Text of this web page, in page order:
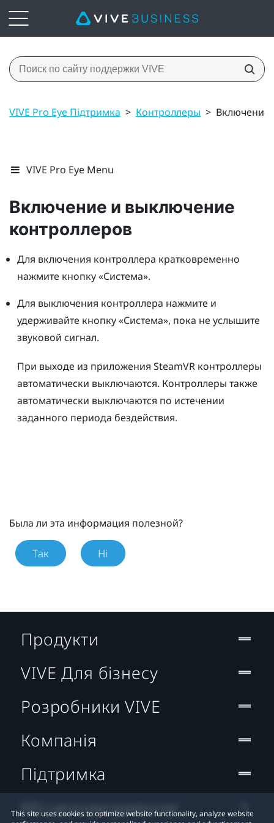
VIVE Pro Eye Підтримка > Контроллеры > Включение
VIVE Pro Eye Menu
Включение и выключение
контроллеров
Для включения контроллера кратковременно
нажмите кнопку «Система».
Для выключения контроллера нажмите и
удерживайте кнопку «Система», пока не услышите
звуковой сигнал.
При выходе из приложения SteamVRконтроллеры
автоматически выключаются. Контроллеры также
автоматически выключаются по истечении
заданного периода бездействия.
Была ли эта информация полезной?
Так Ні
This site uses cookies to optimize website functionality, analyze website
Продукти
VIVE Для бізнесу
Розробники VIVE
Компанія
Підтримка
Місцезнаходження: